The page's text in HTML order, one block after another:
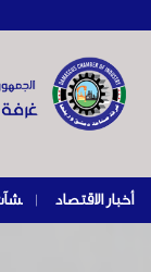
أخبار الاقتصاد |